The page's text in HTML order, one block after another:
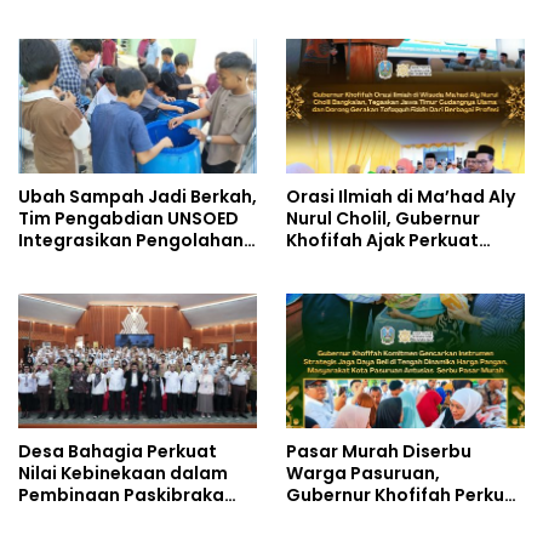
Berkualitas dan Merata
Ubah Sampah Jadi Berkah,
Tim Pengabdian UNSOED
Integrasikan Pengolahan
Mutiara Hati Purwokerto
Orasi Ilmiah di Ma’had Aly
Nurul Cholil, Gubernur
Khofifah Ajak Perkuat
Desa Bahagia Perkuat
Nilai Kebinekaan dalam
Pembinaan Paskibraka
Pasar Murah Diserbu
Warga Pasuruan,
Gubernur Khofifah Perkuat